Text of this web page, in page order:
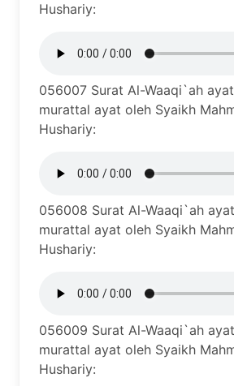
Hushariy:
056007 Surat Al-Waaqi`ah
murattal ayat oleh Syaikh
Hushariy:
056008 Surat Al-Waaqi`ah
murattal ayat oleh Syaikh
Hushariy:
056009 Surat Al-Waaqi`ah
murattal ayat oleh Syaikh
Hushariy: